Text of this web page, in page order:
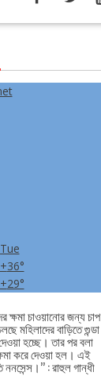
Tue
+36°
+29°
ক্ষমা চাওয়ানোর জন্য চাপ
মহিলাদের বাড়িতে গুন্ডা
হচ্ছে। তার পর বলা
করে দেওয়া হল। এই
ননসেন্স।’’ : রাহুল গান্ধী